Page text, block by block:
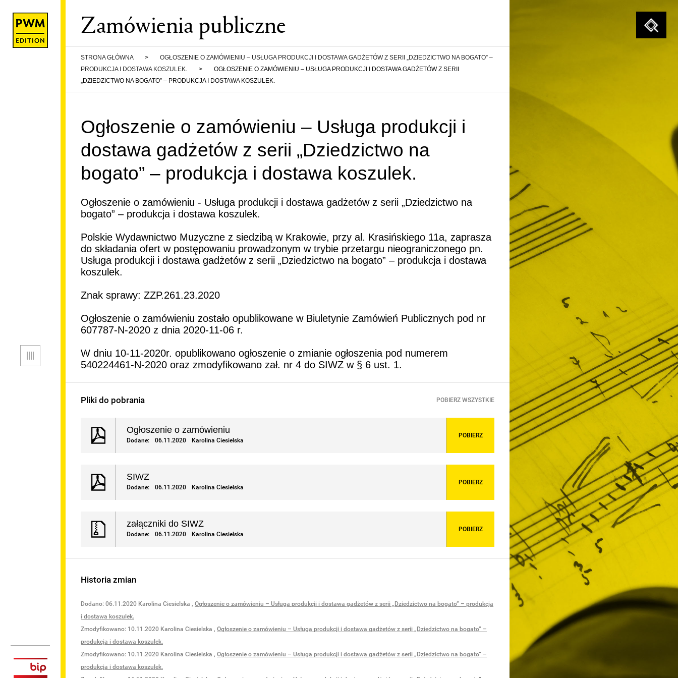
Menu
Szukaj
Zamówienia publiczne
STRONA GŁÓWNA >
OGŁOSZENIE O ZAMÓWIENIU – USŁUGA PRODUKCJI I DOSTAWA GADŻETÓW Z SERII „DZIEDZICTWO NA BOGATO” –
PRODUKCJA I DOSTAWA KOSZULEK.
>
OGŁOSZENIE O ZAMÓWIENIU – USŁUGA PRODUKCJI I DOSTAWA GADŻETÓW Z SERII
„DZIEDZICTWO NA BOGATO” – PRODUKCJA I DOSTAWA KOSZULEK.
Ogłoszenie o zamówieniu – Usługa produkcji i
dostawa gadżetów z serii „Dziedzictwo na
bogato” – produkcja i dostawa koszulek.
Ogłoszenie o zamówieniu - Usługa produkcji i dostawa gadżetów z serii „Dziedzictwo na
bogato” – produkcja i dostawa koszulek.
Polskie Wydawnictwo Muzyczne z siedzibą w Krakowie, przy al. Krasińskiego 11a, zaprasza
do składania ofert w postępowaniu prowadzonym w trybie przetargu nieograniczonego pn.
Usługa produkcji i dostawa gadżetów z serii „Dziedzictwo na bogato” – produkcja i dostawa
koszulek.
Znak sprawy: ZZP.261.23.2020
Ogłoszenie o zamówieniu zostało opublikowane w Biuletynie Zamówień Publicznych pod nr
607787-N-2020 z dnia 2020-11-06 r.
W dniu 10-11-2020r. opublikowano ogłoszenie o zmianie ogłoszenia pod numerem
540224461-N-2020 oraz zmodyfikowano zał. nr 4 do SIWZ w § 6 ust. 1.
Pliki do pobrania POBIERZ WSZYSTKIE
Ogłoszenie o zamówieniu
Dodane: 06.11.2020 Karolina Ciesielska
POBIERZ
SIWZ
Dodane: 06.11.2020 Karolina Ciesielska
POBIERZ
załączniki do SIWZ
Dodane: 06.11.2020 Karolina Ciesielska
POBIERZ
Historia zmian
Dodano: 06.11.2020 Karolina Ciesielska , Ogłoszenie o zamówieniu – Usługa produkcji i dostawa gadżetów z serii „Dziedzictwo na bogato” – produkcja
i dostawa koszulek.
Zmodyfikowano: 10.11.2020 Karolina Ciesielska , Ogłoszenie o zamówieniu – Usługa produkcji i dostawa gadżetów z serii „Dziedzictwo na bogato” –
produkcja i dostawa koszulek.
Zmodyfikowano: 10.11.2020 Karolina Ciesielska , Ogłoszenie o zamówieniu – Usługa produkcji i dostawa gadżetów z serii „Dziedzictwo na bogato” –
produkcja i dostawa koszulek.